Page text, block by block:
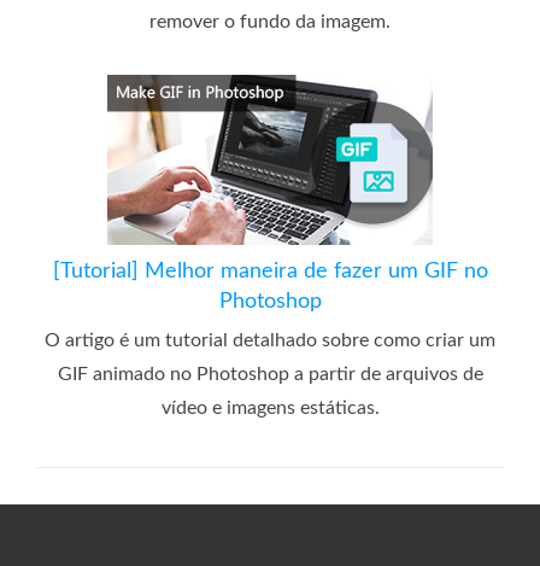
remover o fundo da imagem.
[Tutorial] Melhor maneira de fazer um GIF no
Photoshop
O artigo é um tutorial detalhado sobre como criar um
GIF animado no Photoshop a partir de arquivos de
vídeo e imagens estáticas.